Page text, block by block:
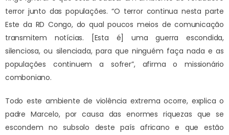
terror junto das populações. “O terror continua nesta parte
Este da RD Congo, do qual poucos meios de comunicação
transmitem notícias. [Esta é] uma guerra escondida,
silenciosa, ou silenciada, para que ninguém faça nada e as
populações continuem a sofrer”, afirma o missionário
comboniano.
Todo este ambiente de violência extrema ocorre, explica o
padre Marcelo, por causa das enormes riquezas que se
escondem no subsolo deste país africano e que estão